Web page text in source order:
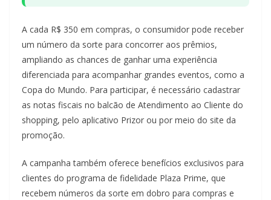
A cada R$ 350 em compras, o consumidor pode receber
um número da sorte para concorrer aos prêmios,
ampliando as chances de ganhar uma experiência
diferenciada para acompanhar grandes eventos, como a
Copa do Mundo. Para participar, é necessário cadastrar
as notas fiscais no balcão de Atendimento ao Cliente do
shopping, pelo aplicativo Prizor ou por meio do site da
promoção.
A campanha também oferece benefícios exclusivos para
clientes do programa de fidelidade Plaza Prime, que
recebem números da sorte em dobro para compras e